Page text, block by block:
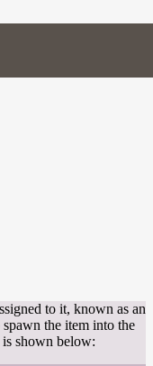
to it, known as an
the item into the
shown below: